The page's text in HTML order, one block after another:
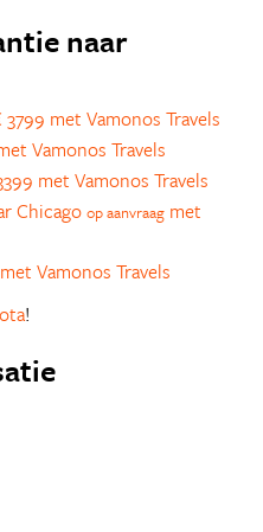
naar
3799 met Vamonos Travels
Vamonos Travels
met Vamonos Travels
Chicago op aanvraag met
met Vamonos Travels
!